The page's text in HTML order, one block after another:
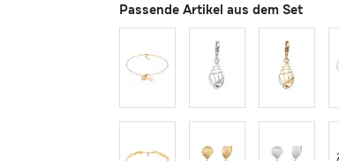
Passende Artikel aus dem Set